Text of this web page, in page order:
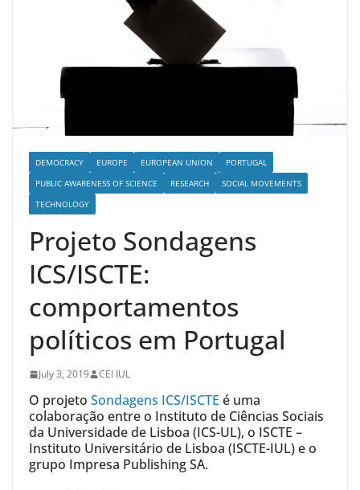
DEMOCRACY EUROPE EUROPEAN UNION
PORTUGAL
PUBLIC AWARENESS OF SCIENCE
RESEARCH
SOCIAL MOVEMENTS
TECHNOLOGY
Projeto Sondagens
ICS/ISCTE:
comportamentos
políticos em Portugal
July 3, 2019 CEI IUL
O projeto Sondagens ICS/ISCTE é uma
colaboração entre o Instituto de Ciências Sociais
da Universidade de Lisboa (ICS-UL), o ISCTE –
Instituto Universitário de Lisboa (ISCTE-IUL) e o
grupo Impresa Publishing SA.